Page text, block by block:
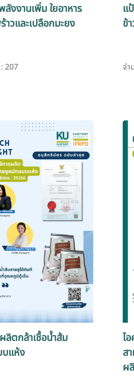
งงานเพิ่ม ใยอาหาร
าวและเปลือกมะยง
207
แ
ข้
จำ
ลิตกล้าเชื้อน้ำส้ม
แห้ง
ไ
ส
ผ